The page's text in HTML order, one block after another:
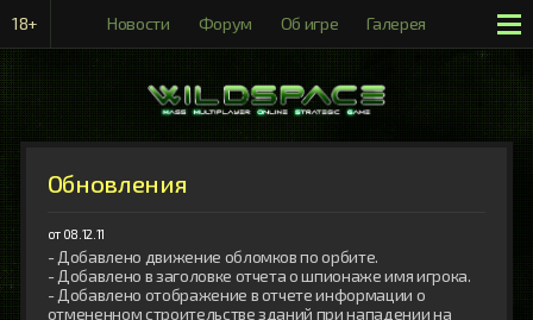
18+ Новости Форум Об игре Галерея
Обновления
от 08.12.11
- Добавлено движение обломков по орбите.
- Добавлено в заголовке отчета о шпионаже имя игрока.
- Добавлено отображение в отчете информации о
отмененном строительстве зданий при нападении на